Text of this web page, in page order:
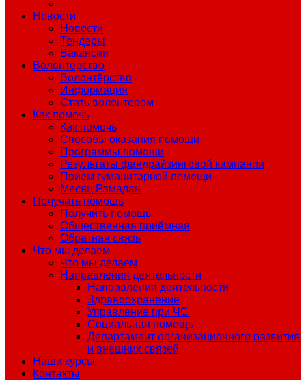
Новости
Новости
Тендеры
Вакансии
Волонтёрство
Волонтёрство
Информация
Стать волонтером
Как помочь
Как помочь
Способы оказания помощи
Программы помощи
Результаты фандрайзинговой кампании
Прием гуманитарной помощи
Месяц Рамадан
Получить помощь
Получить помощь
Общественная приёмная
Обратная связь
Что мы делаем
Что мы делаем
Направления деятельности
Направления деятельности
Здравоохранение
Управление при ЧС
Социальная помощь
Департамент организационного развития
и внешних связей
Наши курсы
Контакты